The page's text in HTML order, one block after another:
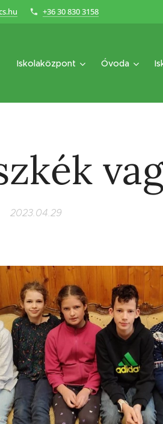
+36 30 830 3158
Iskolaközpont Óvoda
2023.04.29